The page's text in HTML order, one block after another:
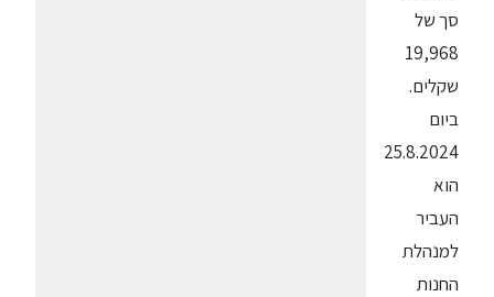
סך של
19,968
שקלים.
ביום
25.8.2024
הוא
העביר
למנהלת
החנות